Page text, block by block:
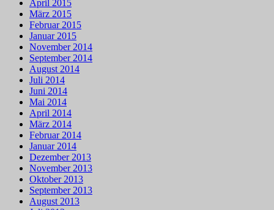
April 2015
März 2015
Februar 2015
Januar 2015
November 2014
September 2014
August 2014
Juli 2014
Juni 2014
Mai 2014
April 2014
März 2014
Februar 2014
Januar 2014
Dezember 2013
November 2013
Oktober 2013
September 2013
August 2013